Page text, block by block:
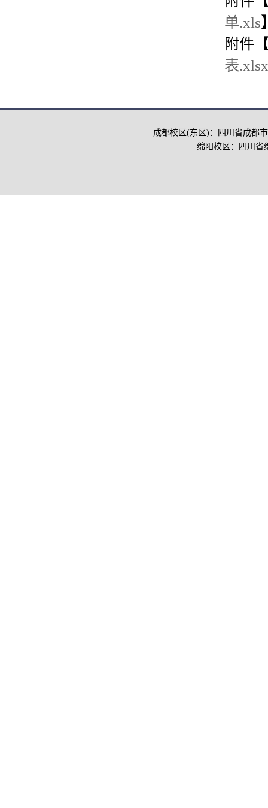
单.xls
附件
表.xlsx
成都校区(东区)：四川省成都
绵阳校区：四川省